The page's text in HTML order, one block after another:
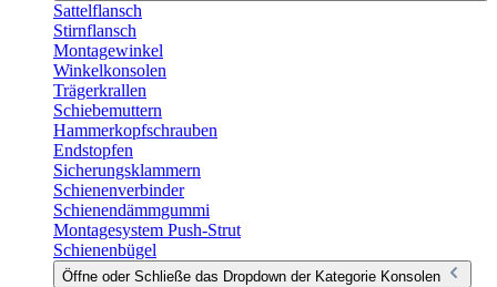
Sattelflansch
Stirnflansch
Montagewinkel
Winkelkonsolen
Trägerkrallen
Schiebemuttern
Hammerkopfschrauben
Endstopfen
Sicherungsklammern
Schienenverbinder
Schienendämmgummi
Montagesystem Push-Strut
Schienenbügel
Öffne oder Schließe das Dropdown der Kategorie Konsolen